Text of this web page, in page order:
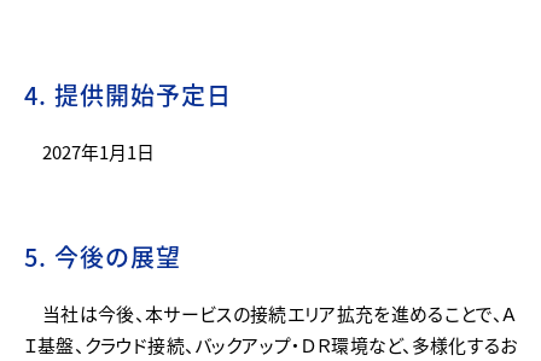
4. 提供開始予定日
2027年1月1日
5. 今後の展望
当社は今後、本サービスの接続エリア拡充を進めることで、Ａ
Ｉ基盤、クラウド接続、バックアップ・ＤＲ環境など、多様化するお